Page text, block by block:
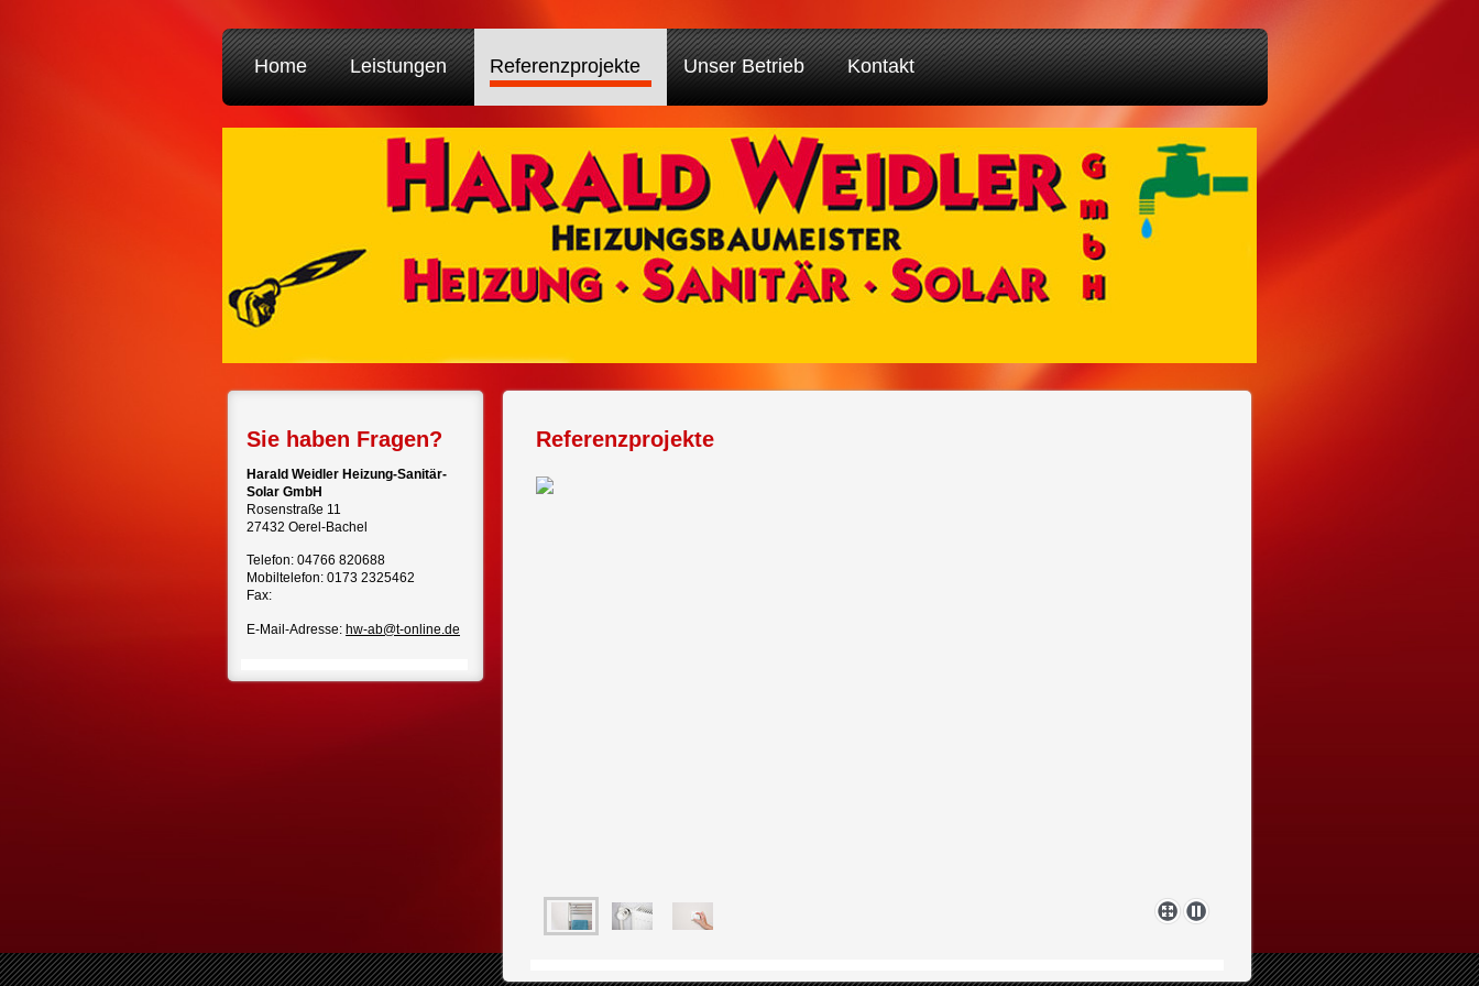
Home Leistungen Referenzprojekte Unser Betrieb Kontakt
Sie haben Fragen?
Harald Weidler Heizung-Sanitär-
Solar GmbH
Rosenstraße 11
27432 Oerel-Bachel
Telefon: 04766 820688
Mobiltelefon: 0173 2325462
Fax:
E-Mail-Adresse: hw-ab@t-online.de
Referenzprojekte